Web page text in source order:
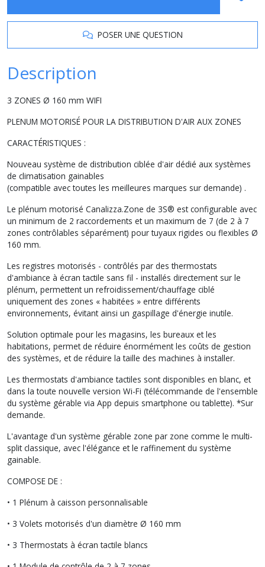
POSER UNE QUESTION
Description
3 ZONES Ø 160 mm WIFI
PLENUM MOTORISÉ POUR LA DISTRIBUTION D'AIR AUX ZONES
CARACTÉRISTIQUES :
Nouveau système de distribution ciblée d'air dédié aux systèmes
de climatisation gainables
(compatible avec toutes les meilleures marques sur demande) .
Le plénum motorisé Canalizza.Zone de 3S® est configurable avec
un minimum de 2 raccordements et un maximum de 7 (de 2 à 7
zones contrôlables séparément) pour tuyaux rigides ou flexibles Ø
160 mm.
Les registres motorisés - contrôlés par des thermostats
d'ambiance à écran tactile sans fil - installés directement sur le
plénum, ​​permettent un refroidissement/chauffage ciblé
uniquement des zones « habitées » entre différents
environnements, évitant ainsi un gaspillage d'énergie inutile.
Solution optimale pour les magasins, les bureaux et les
habitations, permet de réduire énormément les coûts de gestion
des systèmes, et de réduire la taille des machines à installer.
Les thermostats d'ambiance tactiles sont disponibles en blanc, et
dans la toute nouvelle version Wi-Fi (télécommande de l'ensemble
du système gérable via App depuis smartphone ou tablette). *Sur
demande.
L'avantage d'un système gérable zone par zone comme le multi-
split classique, avec l'élégance et le raffinement du système
gainable.
COMPOSE DE :
• 1 Plénum à caisson personnalisable
• 3 Volets motorisés d'un diamètre Ø 160 mm
• 3 Thermostats à écran tactile blancs